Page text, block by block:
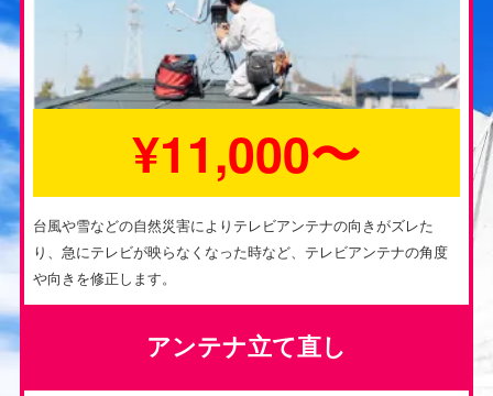
¥11,000〜
台風や雪などの自然災害によりテレビアンテナの向きがズレた
り、急にテレビが映らなくなった時など、テレビアンテナの角度
や向きを修正します。
アンテナ立て直し